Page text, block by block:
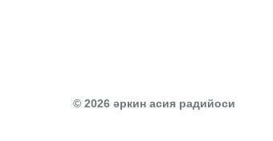
© 2026 әркин асия радийоси